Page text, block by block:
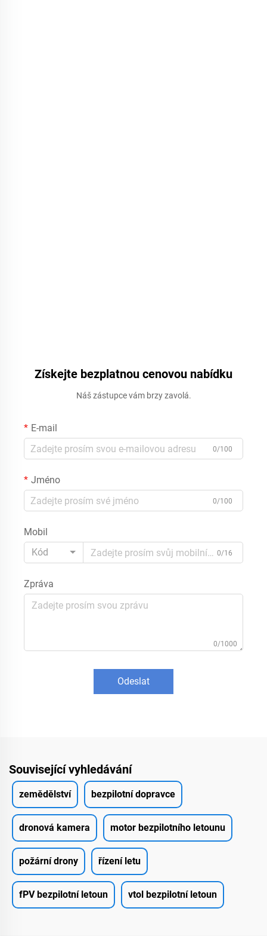
Získejte bezplatnou cenovou nabídku
Náš zástupce vám brzy zavolá.
E-mail
0/100
Jméno
0/100
Mobil
Kód
0/16
Zpráva
0/1000
Odeslat
Související vyhledávání
zemědělství bezpilotní dopravce
dronová kamera motor bezpilotního letounu
požární drony řízení letu
fPV bezpilotní letoun vtol bezpilotní letoun